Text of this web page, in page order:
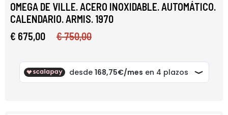
OMEGA DE VILLE. ACERO INOXIDABLE. AUTOMÁTICO.
CALENDARIO. ARMIS. 1970
€ 675,00
€ 750,00